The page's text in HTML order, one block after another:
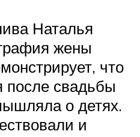
Наталья
жены
что
после свадьбы
о детях.
и